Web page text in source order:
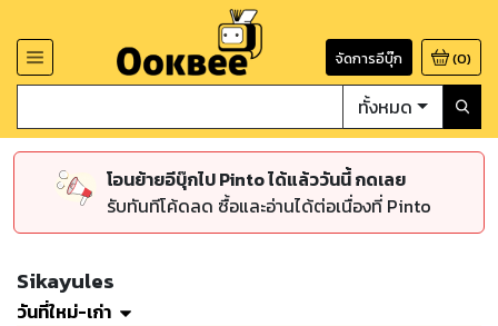
จัดการอีบุ๊ก (0)
ทั้งหมด
โอนย้ายอีบุ๊กไป Pinto ได้แล้ววันนี้ กดเลย
รับทันทีโค้ดลด ซื้อและอ่านได้ต่อเนื่องที่ Pinto
Sikayules
วันที่ใหม่-เก่า